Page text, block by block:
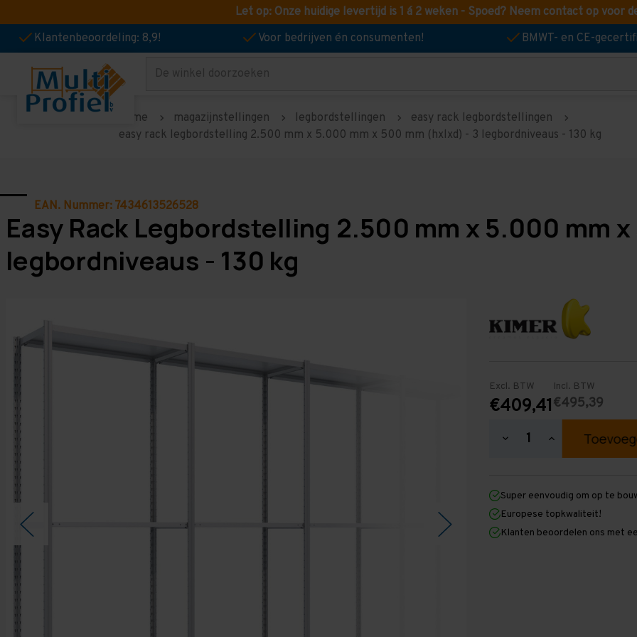
Let op: Onze huidige levertijd is 1 á 2 weken - Spoed? Neem contact op voor
Klantenbeoordeling: 8,9!
Voor bedrijven én consumenten! BMWT- en CE-
Zoeken
home magazijnstellingen legbordstellingen
easy rack legbordstellingen
easy rack legbordstelling 2.500 mm x 5.000 mm x 500 mm (hxlxd) - 3 legbordniveaus - 130 kg
EAN. Nummer: 7434613526528
Easy Rack Legbordstelling 2.500 mm x 5.000 mm
legbordniveaus - 130 kg
Excl. BTW
€409,41
Incl. BTW
€495,39
Hoeveelheid
Rack
Legbordstelling
2.500
mm
x
Hoeveelheid
verhogen
Rack
Legbordstelling
2.500
mm
x
Super eenvoudig om op te
Europese topkwaliteit!
Klanten beoordelen ons met